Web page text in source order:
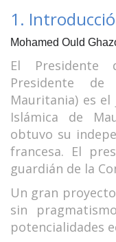
1.
Mohamed Ould
El Presidente
Presidente
Mauritania) es el
Islámica de
obtuvo su
francesa. El
guardián de la
Un gran
sin
potencialidades